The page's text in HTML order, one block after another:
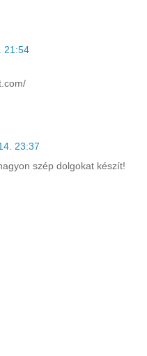
21:54
23:37
szép dolgokat készít!